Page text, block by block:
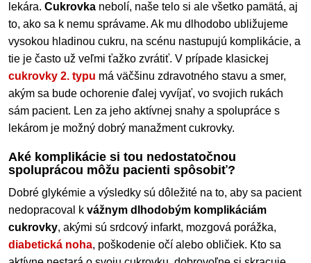
lekára. Cukrovka nebolí, naše telo si ale všetko pamätá, aj
to, ako sa k nemu správame. Ak mu dlhodobo ubližujeme
vysokou hladinou cukru, na scénu nastupujú komplikácie, a
tie je často už veľmi ťažko zvrátiť. V prípade klasickej
cukrovky 2. typu má väčšinu zdravotného stavu a smer,
akým sa bude ochorenie ďalej vyvíjať, vo svojich rukách
sám pacient. Len za jeho aktívnej snahy a spolupráce s
lekárom je možný dobrý manažment cukrovky.
Aké komplikácie si tou nedostatočnou
spoluprácou môžu pacienti spôsobiť?
Dobré glykémie a výsledky sú dôležité na to, aby sa pacient
nedopracoval k vážnym dlhodobým komplikáciám
cukrovky, akými sú srdcový infarkt, mozgová porážka,
diabetická noha, poškodenie očí alebo obličiek. Kto sa